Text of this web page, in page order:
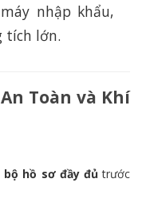
nhập khẩu,
tích lớn.
Toàn và Khí
bộ hồ sơ đầy đủ trước